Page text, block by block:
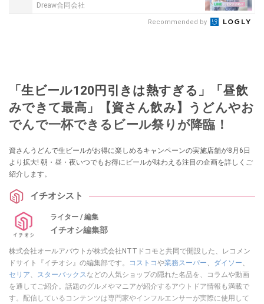
Dreaw合同会社
Recommended by
「生ビール120円引きは熱すぎる」「昼飲
みできて最高」【資さん飲み】うどんやお
でんで一杯できるビール祭りが降臨！
資さんうどんで生ビールがお得に楽しめるキャンペーンの実施店舗が8月6日
より拡大! 朝・昼・夜いつでもお得にビールが味わえる注目の企画を詳しくご
紹介します。
イチオシスト
ライター / 編集
イチオシ編集部
株式会社オールアバウトが株式会社NTTドコモと共同で開設した、レコメン
ドサイト『イチオシ』の編集部です。
コストコや業務スーパー ダイソー
セリア
スターバックス などの人気ショップの隠れた名品を、コラムや動画
を通してご紹介。話題のグルメやマニアが紹介するアウトドア情報も満載で
す。配信しているコンテンツは専門家やインフルエンサーが実際に使用して